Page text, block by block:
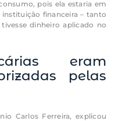
pois ela estaria em
financeira – tanto
dinheiro aplicado no
eram
pelas
Carlos Ferreira, explicou